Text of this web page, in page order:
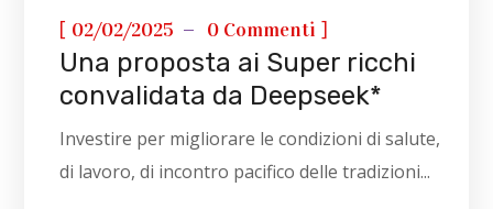
[ 02/02/2025 0 Commenti ]
Una proposta ai Super ricchi
convalidata da Deepseek*
Investire per migliorare le condizioni di salute,
di lavoro, di incontro pacifico delle tradizioni...